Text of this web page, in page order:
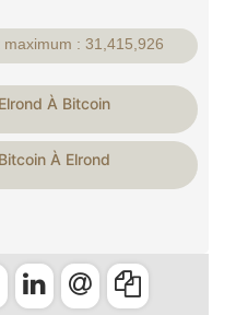
: 31,415,926
À Bitcoin
À Elrond